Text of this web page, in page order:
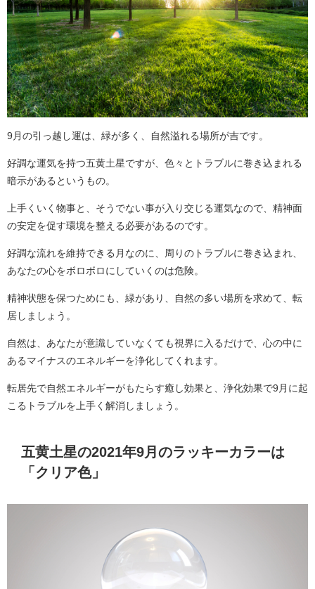
9月の引っ越し運は、緑が多く、自然溢れる場所が吉です。
好調な運気を持つ五黄土星ですが、色々とトラブルに巻き込まれる
暗示があるというもの。
上手くいく物事と、そうでない事が入り交じる運気なので、精神面
の安定を促す環境を整える必要があるのです。
好調な流れを維持できる月なのに、周りのトラブルに巻き込まれ、
あなたの心をボロボロにしていくのは危険。
精神状態を保つためにも、緑があり、自然の多い場所を求めて、転
居しましょう。
自然は、あなたが意識していなくても視界に入るだけで、心の中に
あるマイナスのエネルギーを浄化してくれます。
転居先で自然エネルギーがもたらす癒し効果と、浄化効果で9月に起
こるトラブルを上手く解消しましょう。
五黄土星の2021年9月のラッキーカラーは
「クリア色」